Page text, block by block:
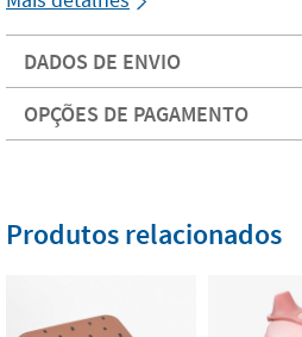
DADOS DE ENVIO
OPÇÕES DE PAGAMENTO
Produtos relacionados